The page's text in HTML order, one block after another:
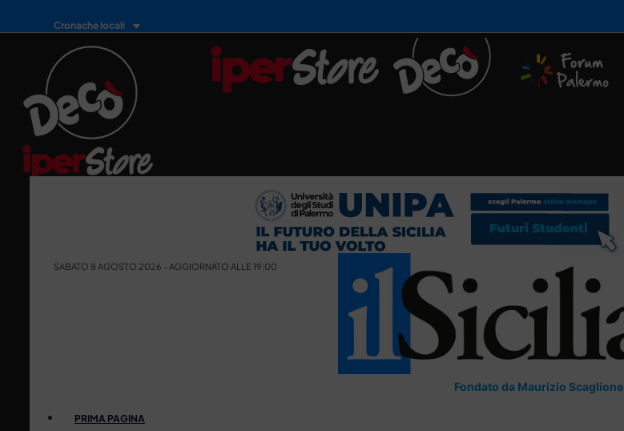
Cronache locali
SABATO 8 AGOSTO 2026 - AGGIORNATO ALLE 19:00
Fondato da Maurizio Scaglione
PRIMA PAGINA